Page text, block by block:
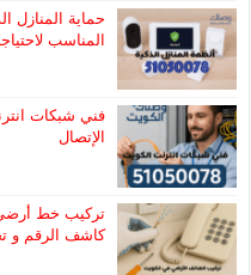
حماية المنازل
المناسب
الإتصال
كاشف الرقم و